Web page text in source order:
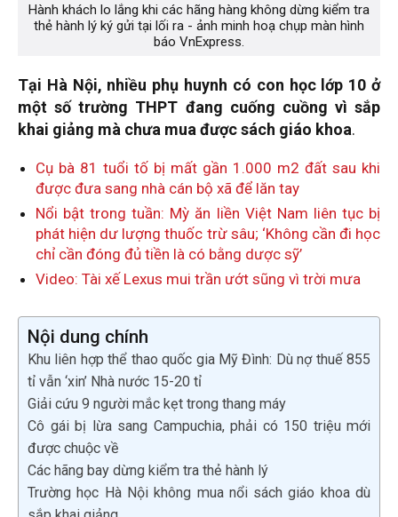
Hành khách lo lắng khi các hãng hàng không dừng kiểm tra
thẻ hành lý ký gửi tại lối ra - ảnh minh hoạ chụp màn hình
báo VnExpress.
Tại Hà Nội, nhiều phụ huynh có con học lớp 10 ở
một số trường THPT đang cuống cuồng vì sắp
khai giảng mà chưa mua được sách giáo khoa.
Cụ bà 81 tuổi tố bị mất gần 1.000 m2 đất sau khi
được đưa sang nhà cán bộ xã để lăn tay
Nổi bật trong tuần: Mỳ ăn liền Việt Nam liên tục bị
phát hiện dư lượng thuốc trừ sâu; ‘Không cần đi học
chỉ cần đóng đủ tiền là có bằng dược sỹ’
Video: Tài xế Lexus mui trần ướt sũng vì trời mưa
Nội dung chính
Khu liên hợp thể thao quốc gia Mỹ Đình: Dù nợ thuế 855
tỉ vẫn ‘xin’ Nhà nước 15-20 tỉ
Giải cứu 9 người mắc kẹt trong thang máy
Cô gái bị lừa sang Campuchia, phải có 150 triệu mới
được chuộc về
Các hãng bay dừng kiểm tra thẻ hành lý
Trường học Hà Nội không mua nổi sách giáo khoa dù